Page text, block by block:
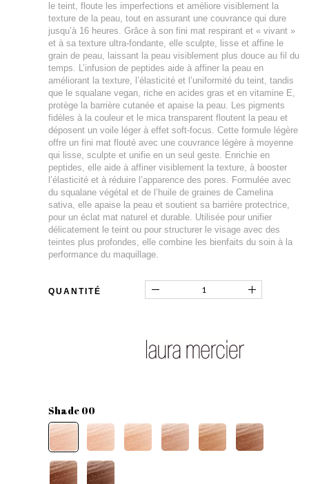
le teint, floute les imperfections et améliore visiblement la
texture de la peau, tout en assurant une couvrance qui dure
jusqu’à 16 heures. Grâce à son fini mat respirant et « vivant »
et à sa texture ultra-fondante, elle sculpte, lisse et affine le
grain de peau, laissant la peau visiblement plus douce au fil du
temps. L’infusion de peptides aide à affiner la peau en
améliorant la texture, l’élasticité et l’uniformité du teint, tandis
que le squalane vegan, riche en acides gras et en vitamine E,
protège la barrière cutanée et apaise la peau. Les pigments
fidèles à la couleur et le mica transparent floutent la peau et
déposent un voile léger à effet soft-focus. Cette formule légère
offre un fini mat flouté avec une couvrance légère à moyenne
qui lisse, sculpte et unifie en un seul geste. Enrichie en
peptides, elle aide à affiner visiblement la texture, à booster
l’élasticité et à réduire l’apparence des pores. Formulée avec
du squalane végétal et de l’huile de graines de Camelina
sativa, elle apaise la peau et soutient sa barrière protectrice,
pour un éclat mat naturel et durable. Utilisée pour unifier
délicatement le teint ou pour structurer le visage avec des
teintes plus profondes, elle combine les bienfaits du soin à la
performance du maquillage.
QUANTITÉ
Shade 00